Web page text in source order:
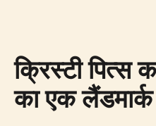
क्रिस्टी पित्स
का एक लैंडमार्क